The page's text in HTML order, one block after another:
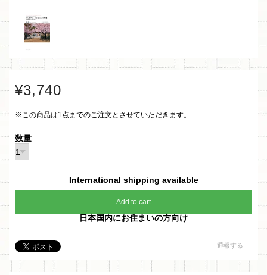
¥3,740
※この商品は1点までのご注文とさせていただきます。
数量
International shipping available
Add to cart
日本国内にお住まいの方向け
通報する